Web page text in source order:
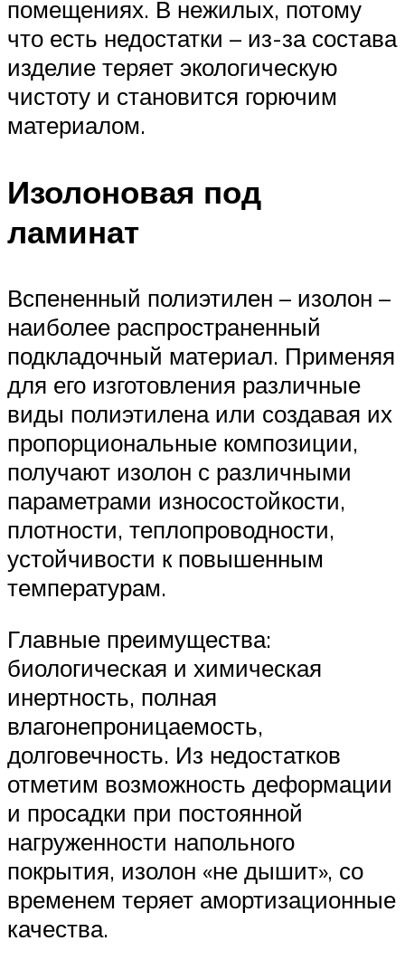
помещениях. В нежилых, потому
что есть недостатки – из-за состава
изделие теряет экологическую
чистоту и становится горючим
материалом.
Изолоновая под
ламинат
Вспененный полиэтилен – изолон –
наиболее распространенный
подкладочный материал. Применяя
для его изготовления различные
виды полиэтилена или создавая их
пропорциональные композиции,
получают изолон с различными
параметрами износостойкости,
плотности, теплопроводности,
устойчивости к повышенным
температурам.
Главные преимущества:
биологическая и химическая
инертность, полная
влагонепроницаемость,
долговечность. Из недостатков
отметим возможность деформации
и просадки при постоянной
нагруженности напольного
покрытия, изолон «не дышит», со
временем теряет амортизационные
качества.